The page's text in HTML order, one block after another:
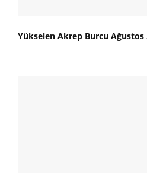
Yükselen Akrep Burcu Ağustos